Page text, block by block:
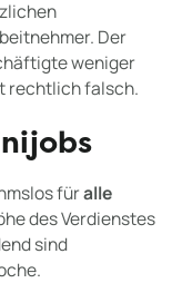
Der
weniger
rechtlich falsch.
füralle
des Verdienstes
sind